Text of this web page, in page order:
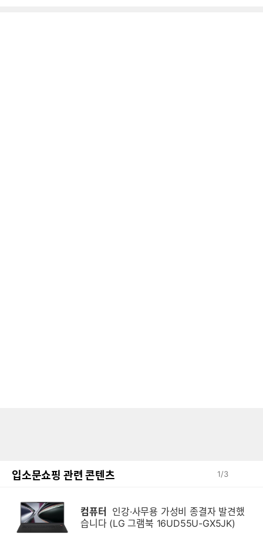
입소문쇼핑 관련 콘텐츠 1/3
컴퓨터
습니다 (LG 그램북 16UD55U-GX5JK)